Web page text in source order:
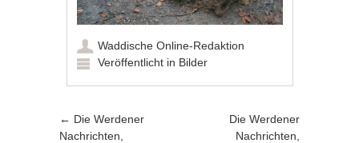
Waddische Online-Redaktion
Veröffentlicht in Bilder
Artikel-Navigation
← Die Werdener
Nachrichten,
Die Werdener
Nachrichten,